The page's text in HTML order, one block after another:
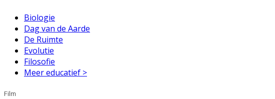
Biologie
Dag van de Aarde
De Ruimte
Evolutie
Filosofie
Meer educatief >
Film